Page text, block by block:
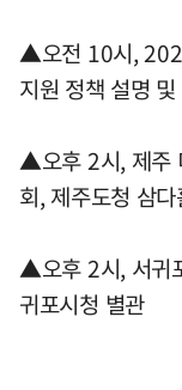
▲오전 10시,
지원 정책 설명
▲오후 2시, 제주
회, 제주도청 삼
▲오후 2시, 서귀
귀포시청 별관